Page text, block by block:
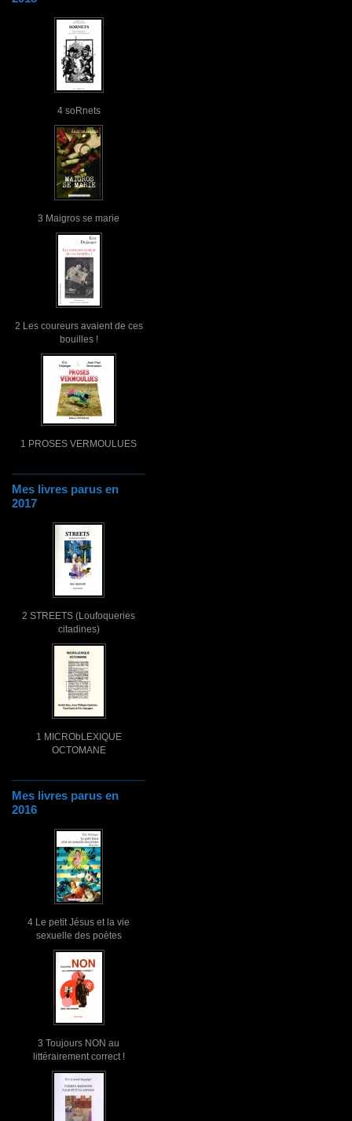
4 soRnets
3 Maigros se marie
2 Les coureurs avaient de ces
bouilles !
1 PROSES VERMOULUES
Mes livres parus en
2017
2 STREETS (Loufoqueries
citadines)
1 MICRObLEXIQUE
OCTOMANE
Mes livres parus en
2016
4 Le petit Jésus et la vie
sexuelle des poètes
3 Toujours NON au
littérairement correct !